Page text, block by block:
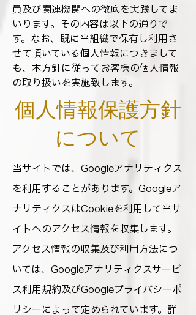
員及び関連機関への徹底を実践してま
いります。その内容は以下の通りで
す。なお、既に当組織で保有し利用さ
せて頂いている個人情報につきまして
も、本方針に従ってお客様の個人情報
の取り扱いを実施致します。
個人情報保護方針
について
当サイトでは、Googleアナリティクス
を利用することがあります。Googleア
ナリティクスはCookieを利用して当サ
イトへのアクセス情報を収集します。
アクセス情報の収集及び利用方法につ
いては、Googleアナリティクスサービ
ス利用規約及びGoogleプライバシーポ
リシーによって定められています。詳